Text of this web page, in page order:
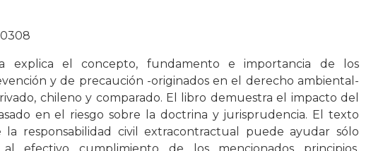
explica el concepto, fundamento e importancia de los
y de precaución -originados en el derecho ambiental-
chileno y comparado. El libro demuestra el impacto del
en el riesgo sobre la doctrina y jurisprudencia. El texto
responsabilidad civil extracontractual puede ayudar sólo